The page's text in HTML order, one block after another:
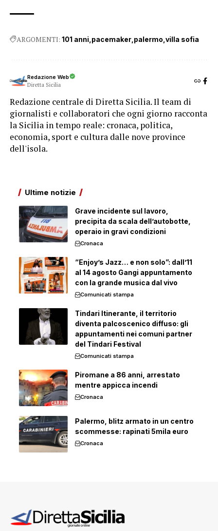
ARGOMENTI: 101 anni pacemaker palermo villa sofia
Redazione Web
Diretta Sicilia
Redazione centrale di Diretta Sicilia. Il team di
giornalisti e collaboratori che ogni giorno racconta
la Sicilia in tempo reale: cronaca, politica,
economia, sport e cultura dalle nove province
dell'isola.
Ultime notizie
Grave incidente sul lavoro,
precipita da scala dell’autobotte,
operaio in gravi condizioni
Cronaca
“Enjoy’s Jazz… e non solo”: dall’11
al 14 agosto Gangi appuntamento
con la grande musica dal vivo
Comunicati stampa
Tindari Itinerante, il territorio
diventa palcoscenico diffuso: gli
appuntamenti nei comuni partner
del Tindari Festival
Comunicati stampa
Piromane a 86 anni, arrestato
mentre appicca incendi
Cronaca
Palermo, blitz armato in un centro
scommesse: rapinati 5mila euro
Cronaca